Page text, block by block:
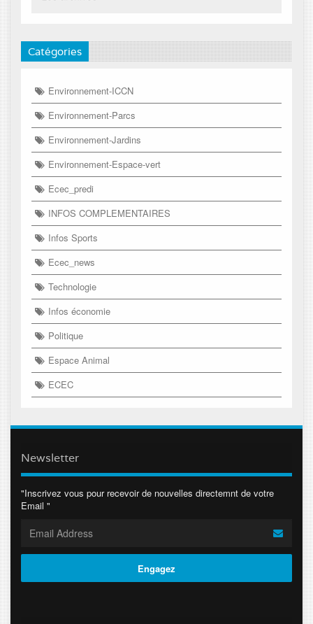
Catégories
Environnement-ICCN
Environnement-Parcs
Environnement-Jardins
Environnement-Espace-vert
Ecec_predi
INFOS COMPLEMENTAIRES
Infos Sports
Ecec_news
Technologie
Infos économie
Politique
Espace Animal
ECEC
Newsletter
"Inscrivez vous pour recevoir de nouvelles directemnt de votre
Email "